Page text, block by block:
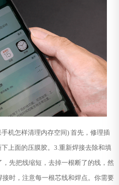
机怎样清理内存空间) 首先，修理插
上面的压膜胶。3.重新焊接去除和填
先把线缩短，去掉一根断了的线，然
时，注意每一根芯线和焊点。你需要